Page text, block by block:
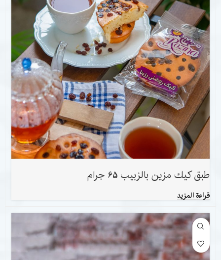
طبق كيك مزين بالزبيب 65 جرام
قراءة المزيد